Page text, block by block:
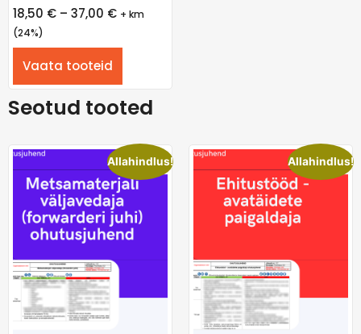
18,50 € – 37,00 € + km
(24%)
Vaata tooteid
Seotud tooted
Allahindlus! Allahindlus!